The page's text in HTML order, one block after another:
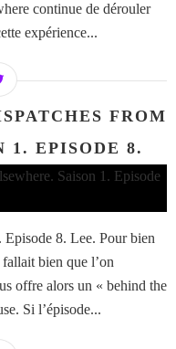
continue de dérouler
expérience...
FROM
1. EPISODE 8.
8. Lee. Pour bien
bien que l’on
offre alors un « behind the
Si l’épisode...